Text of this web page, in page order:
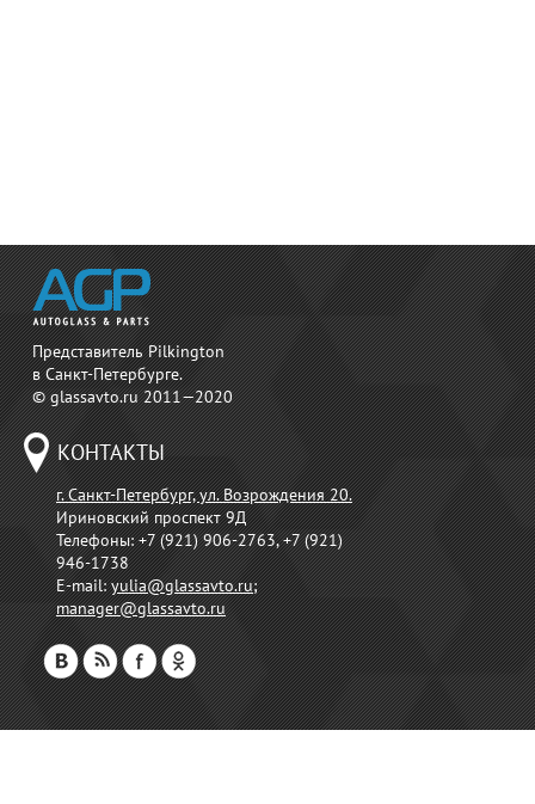
Представитель Pilkington
в Санкт-Петербурге.
© glassavto.ru 2011—2020
КОНТАКТЫ
г. Санкт-Петербург, ул. Возрождения 20.
Ириновский проспект 9Д
Телефоны:+7 (921) 906-2763, +7 (921)
946-1738
E-mail:yulia@glassavto.ru;
manager@glassavto.ru